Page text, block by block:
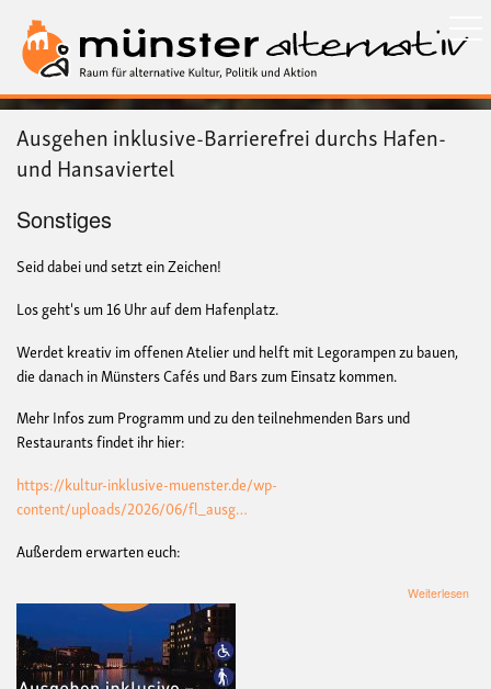
zum
Inhalt
Ausgehen inklusive-Barrierefrei durchs Hafen-
und Hansaviertel
Sonstiges
Seid dabei und setzt ein Zeichen!
Los geht's um 16 Uhr auf dem Hafenplatz.
Werdet kreativ im offenen Atelier und helft mit Legorampen zu bauen,
die danach in Münsters Cafés und Bars zum Einsatz kommen.
Mehr Infos zum Programm und zu den teilnehmenden Bars und
Restaurants findet ihr hier:
https://kultur-inklusive-muenster.de/wp-
content/uploads/2026/06/fl_ausg…
Außerdem erwarten euch:
Weiterlesen